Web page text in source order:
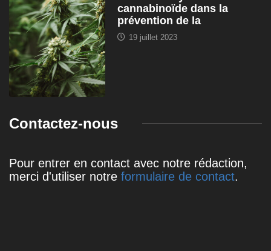
cannabinoïde dans la
prévention de la
19 juillet 2023
Contactez-nous
Pour entrer en contact avec notre rédaction,
merci d'utiliser notre formulaire de contact.